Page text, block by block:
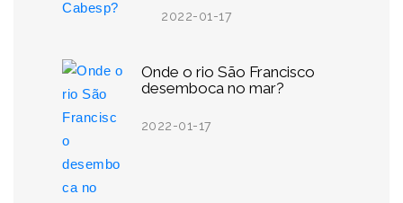
2022-01-17
Onde o rio São Francisco
desemboca no mar?
2022-01-17